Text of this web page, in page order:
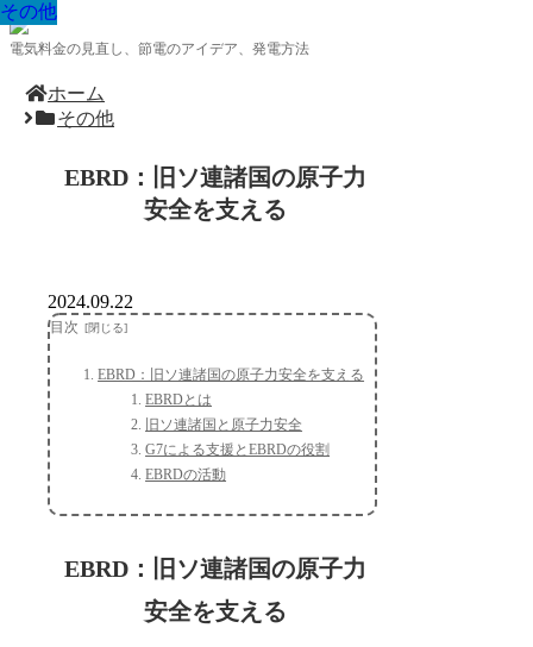
電気料金の見直し、節電のアイデア、発電方法
ホーム
その他
EBRD：旧ソ連諸国の原子力
安全を支える
その他
2024.09.22
目次
EBRD：旧ソ連諸国の原子力安全を支える
EBRDとは
旧ソ連諸国と原子力安全
G7による支援とEBRDの役割
EBRDの活動
EBRD：旧ソ連諸国の原子力
安全を支える
その他
その他
その他
その他
その他
その他
その他
その他